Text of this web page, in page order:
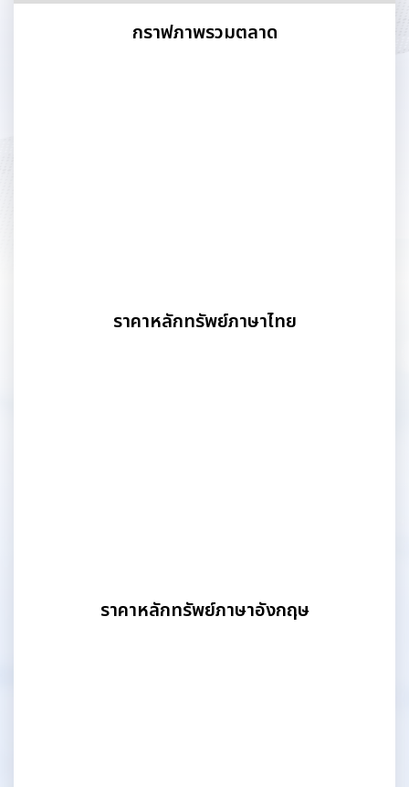
กราฟภาพรวมตลาด
ราคาหลักทรัพย์ภาษาไทย
ราคาหลักทรัพย์ภาษาอังกฤษ